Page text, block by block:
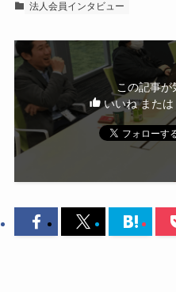
法人会員インタビュー
この記事が
いいね または